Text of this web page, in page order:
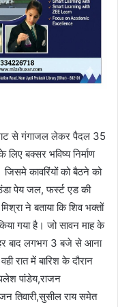
घाट से गंगाजल लेकर पैदल 35
बक्सर भविष्य निर्माण
जिसमे कावरिंयों को बैठने को
पेय जल, फर्स्ट एड की
ने बताया कि शिव भक्तों
गया है। जो सावन माह के
बाद लगभग 3 बजे से आना
रात में बारिश के दौरान
पांडेय,राजन
तिवारी,सुसील राय समेत